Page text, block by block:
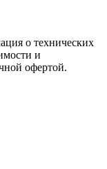
о технических
и
офертой.